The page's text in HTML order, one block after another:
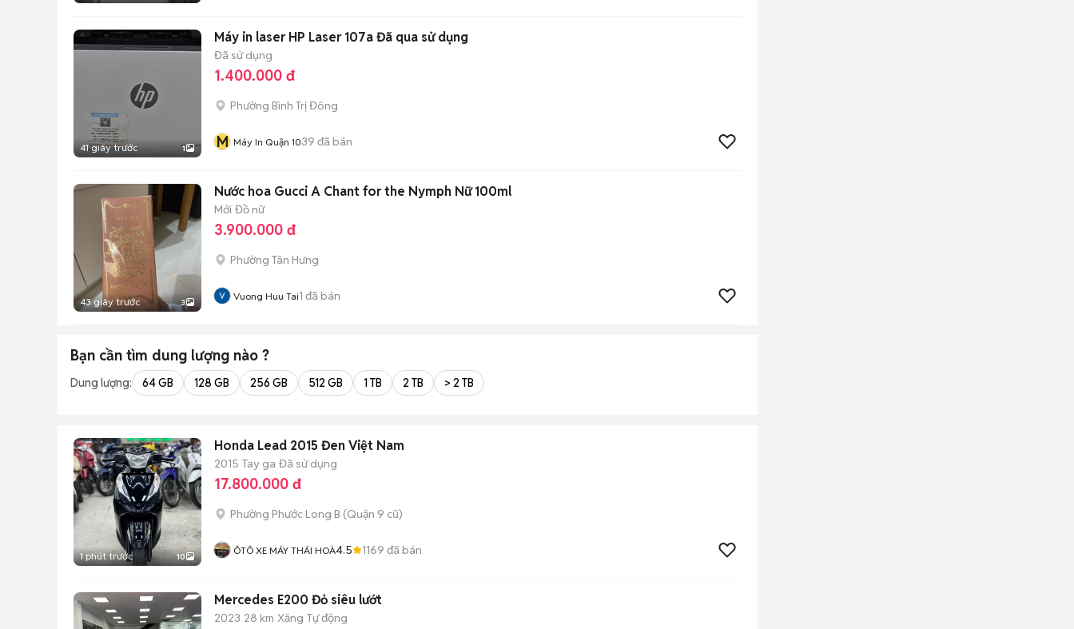
41 giây trước 1
Máy in laser HP Laser 107a Đã qua sử dụng
Đã sử dụng
1.400.000 đ
Phường Bình Trị Đông
M Máy In Quận 1039 đã bán
43 giây trước 3
Nước hoa Gucci A Chant for the Nymph Nữ 100ml
Mới Đồ nữ
3.900.000 đ
Phường Tân Hưng
Vuong Huu Tai1 đã bán
Bạn cần tìm dung lượng nào ?
Dung lượng: 64 GB 128 GB 256 GB 512 GB 1 TB 2 TB > 2 TB
1 phút trước 10
Honda Lead 2015 Đen Việt Nam
2015 Tay ga Đã sử dụng
17.800.000 đ
Phường Phước Long B (Quận 9 cũ)
ÔTÔ XE MÁY THÁI HOÀ4.5 1169 đã bán
Mercedes E200 Đỏ siêu lướt
2023 28 km Xăng Tự động